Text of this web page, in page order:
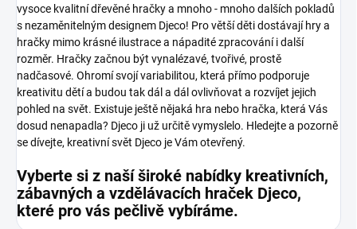
vysoce kvalitní dřevěné hračky a mnoho - mnoho dalších pokladů
s nezaměnitelným designem Djeco! Pro větší děti dostávají hry a
hračky mimo krásné ilustrace a nápadité zpracování i další
rozměr. Hračky začnou být vynalézavé, tvořivé, prostě
nadčasové. Ohromí svojí variabilitou, která přímo podporuje
kreativitu dětí a budou tak dál a dál ovlivňovat a rozvíjet jejich
pohled na svět. Existuje ještě nějaká hra nebo hračka, která Vás
dosud nenapadla? Djeco ji už určitě vymyslelo. Hledejte a pozorně
se dívejte, kreativní svět Djeco je Vám otevřený.
Vyberte si z naší široké nabídky kreativních,
zábavných a vzdělávacích hraček Djeco,
které pro vás pečlivě vybíráme.